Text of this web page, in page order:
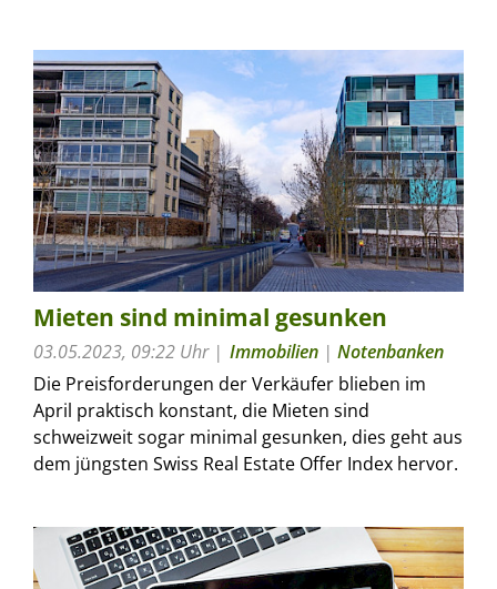
Mieten sind minimal gesunken
03.05.2023, 09:22 Uhr Immobilien | Notenbanken
Die Preisforderungen der Verkäufer blieben im
April praktisch konstant, die Mieten sind
schweizweit sogar minimal gesunken, dies geht aus
dem jüngsten Swiss Real Estate Offer Index hervor.